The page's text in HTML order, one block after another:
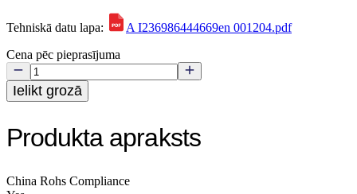
Tehniskā datu lapa:
A I236986444669en 001204.pdf
Cena pēc pieprasījuma
Ielikt grozā
Produkta apraksts
China Rohs Compliance